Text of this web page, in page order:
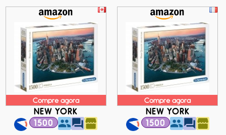
Compre agora
NEW YORK
1500
Compre agora
NEW YORK
1500